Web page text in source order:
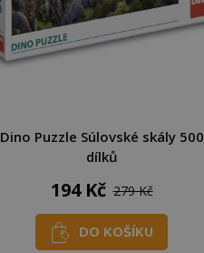
Dino Puzzle Súlovské skály 500
dílků
194 Kč 279 Kč
DO KOŠÍKU